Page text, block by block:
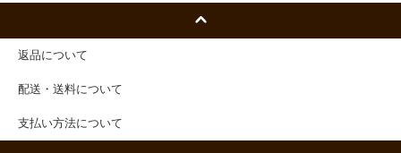
返品について
配送・送料について
支払い方法について